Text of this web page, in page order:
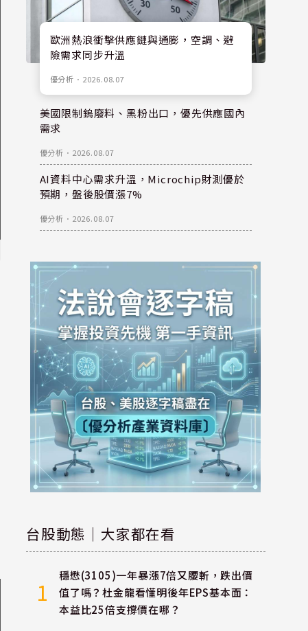
歐洲熱浪衝擊供應鏈與通膨，空調、避
險需求同步升溫
優分析 ． 2026.08.07
美國限制鎢廢料、黑粉出口，優先供應國內
需求
優分析 ． 2026.08.07
AI資料中心需求升溫，Microchip財測優於
預期，盤後股價漲7%
優分析 ． 2026.08.07
台股動態｜大家都在看
1
穩懋(3105)一年暴漲7倍又腰斬，跌出價
值了嗎？杜金龍看懂明後年EPS基本面：
本益比25倍支撐價在哪？